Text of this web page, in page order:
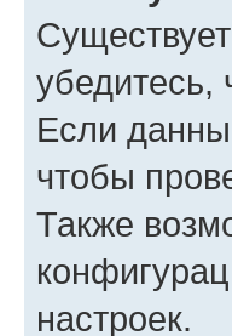
убедитесь,
Если
чтобы
Также
настроек.